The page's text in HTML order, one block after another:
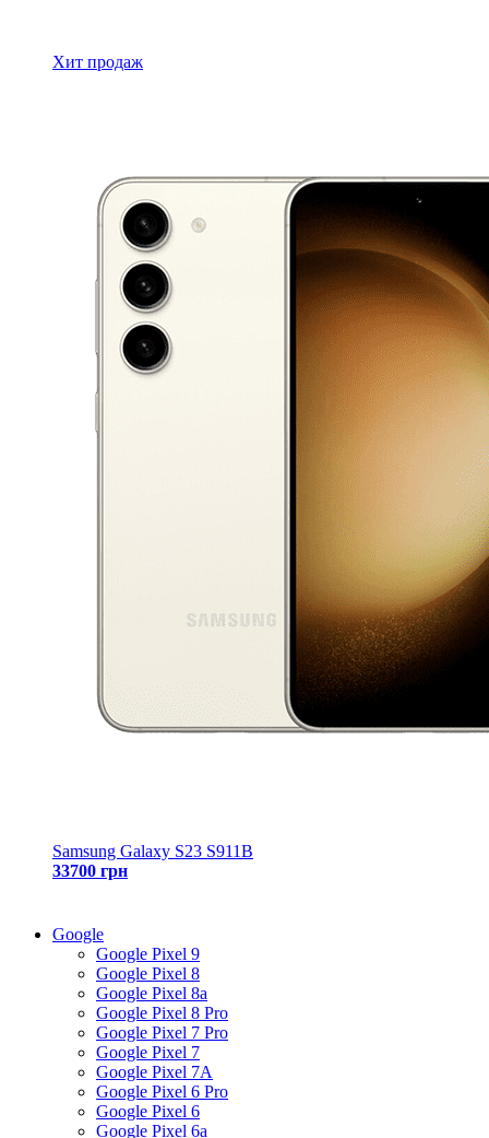
Хит продаж
Samsung Galaxy S23 S911B
33700 грн
Google
Google Pixel 9
Google Pixel 8
Google Pixel 8a
Google Pixel 8 Pro
Google Pixel 7 Pro
Google Pixel 7
Google Pixel 7A
Google Pixel 6 Pro
Google Pixel 6
Google Pixel 6a